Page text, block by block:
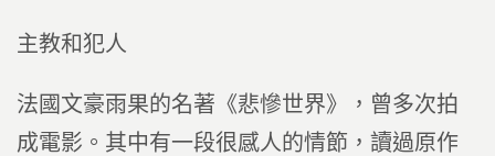
主教和犯人
法國文豪雨果的名著《悲慘世界》，曾多次拍
成電影。其中有一段很感人的情節，讀過原作